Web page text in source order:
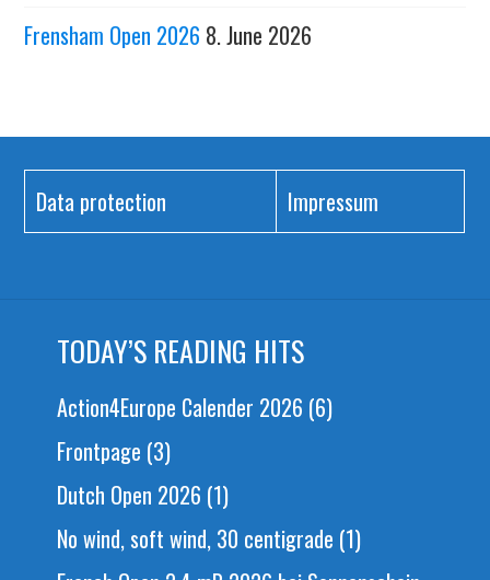
Frensham Open 2026 8. June 2026
Data protection Impressum
TODAY’S READING HITS
Action4Europe Calender 2026 (6)
Frontpage (3)
Dutch Open 2026 (1)
No wind, soft wind, 30 centigrade (1)